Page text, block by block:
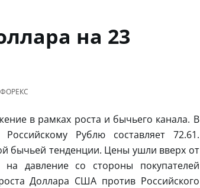
на 23
в рамках роста и бычьего канала. В
Рублю составляет 72.61.
бычьей тенденции. Цены ушли вверх от
давление со стороны покупателей
Доллара США против Российского